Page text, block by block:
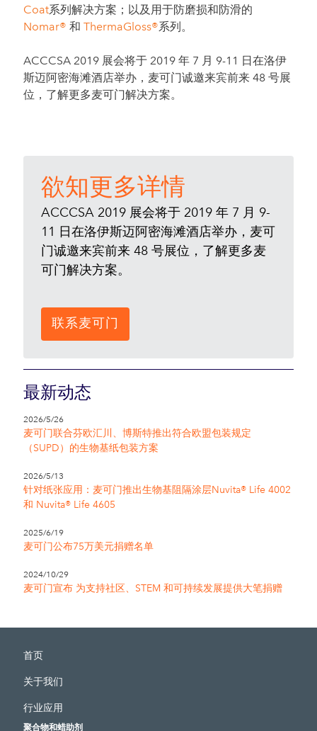
Coat系列解决方案；以及用于防磨损和防滑的
Nomar® 和 ThermaGloss®系列。
ACCCSA 2019 展会将于 2019 年 7 月 9-11 日在洛伊
斯迈阿密海滩酒店举办，麦可门诚邀来宾前来 48 号展
位，了解更多麦可门解决方案。
欲知更多详情
ACCCSA 2019 展会将于 2019 年 7 月 9-
11 日在洛伊斯迈阿密海滩酒店举办，麦可
门诚邀来宾前来 48 号展位，了解更多麦
可门解决方案。
联系麦可门
最新动态
2026/5/26
麦可门联合芬欧汇川、博斯特推出符合欧盟包装规定
（SUPD）的生物基纸包装方案
2026/5/13
针对纸张应用：麦可门推出生物基阻隔涂层Nuvita® Life 4002
和 Nuvita® Life 4605
2025/6/19
麦可门公布75万美元捐赠名单
2024/10/29
麦可门宣布 为支持社区、STEM 和可持续发展提供大笔捐赠
首页
关于我们
行业应用
聚合物和蜡助剂